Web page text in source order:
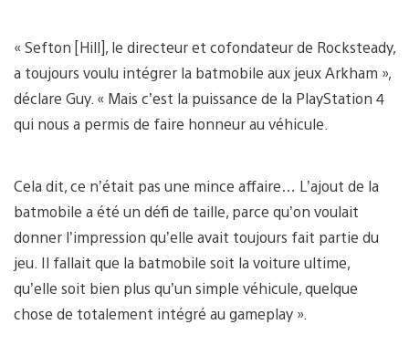
« Sefton [Hill], le directeur et cofondateur de Rocksteady,
a toujours voulu intégrer la batmobile aux jeux Arkham »,
déclare Guy. « Mais c’est la puissance de la PlayStation 4
qui nous a permis de faire honneur au véhicule.
Cela dit, ce n’était pas une mince affaire… L’ajout de la
batmobile a été un défi de taille, parce qu’on voulait
donner l’impression qu’elle avait toujours fait partie du
jeu. Il fallait que la batmobile soit la voiture ultime,
qu’elle soit bien plus qu’un simple véhicule, quelque
chose de totalement intégré au gameplay ».